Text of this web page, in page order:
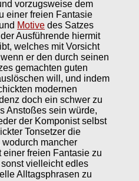
vorzugsweise dem
einer freien Fantasie
Motive des Satzes
Ausführende hiermit
welches mit Vorsicht
er den durch seinen
gemachten guten
will, und indem
modernen
doch ein schwer zu
Anstoßes sein würde,
der Komponist selbst
Tonsetzer die
mancher
einer freien Fantasie zu
vielleicht edles
Alltagsphrasen zu